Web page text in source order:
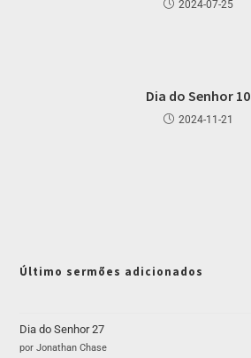
2024-07-25
Dia do Senhor 10
2024-11-21
Último sermões adicionados
Dia do Senhor 27
por Jonathan Chase